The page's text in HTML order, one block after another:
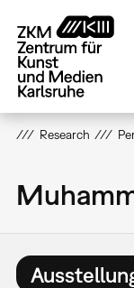
zum
Inhalt
Research